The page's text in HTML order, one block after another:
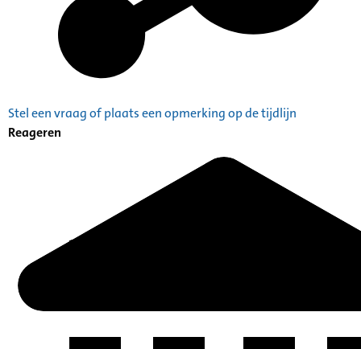
Stel een vraag of plaats een opmerking op de tijdlijn
Reageren